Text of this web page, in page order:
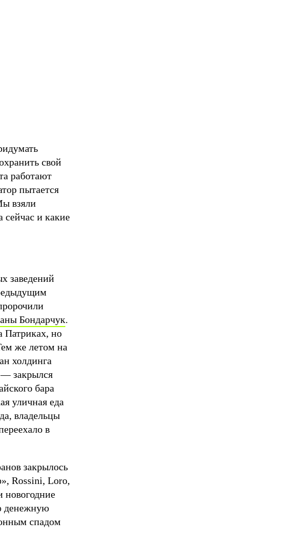
свой
работают
пытается
взяли
сейчас и какие
заведений
Бондарчук.
Патриках, но
же летом на
холдинга
закрылся
бара
уличная еда
владельцы
в
закрылось
Rossini, Loro,
новогодние
денежную
спадом